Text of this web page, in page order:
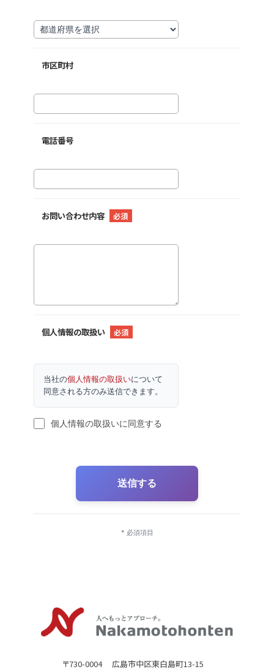
市区町村
電話番号
お問い合わせ内容 必須
個人情報の取扱い 必須
当社の個人情報の取扱いについて
同意される方のみ送信できます。
個人情報の取扱いに同意する
送信する
* 必須項目
〒730-0004 広島市中区東白島町13-15